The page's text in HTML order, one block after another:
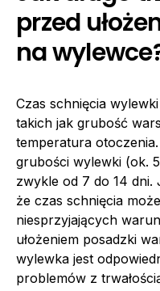
przed
na
Czas schnięcia
takich jak grubość
temperatura
grubości wylewki (ok.
zwykle od 7 do 14 dni.
że czas schnięcia
niesprzyjających
ułożeniem posadzki
wylewka jest
problemów z